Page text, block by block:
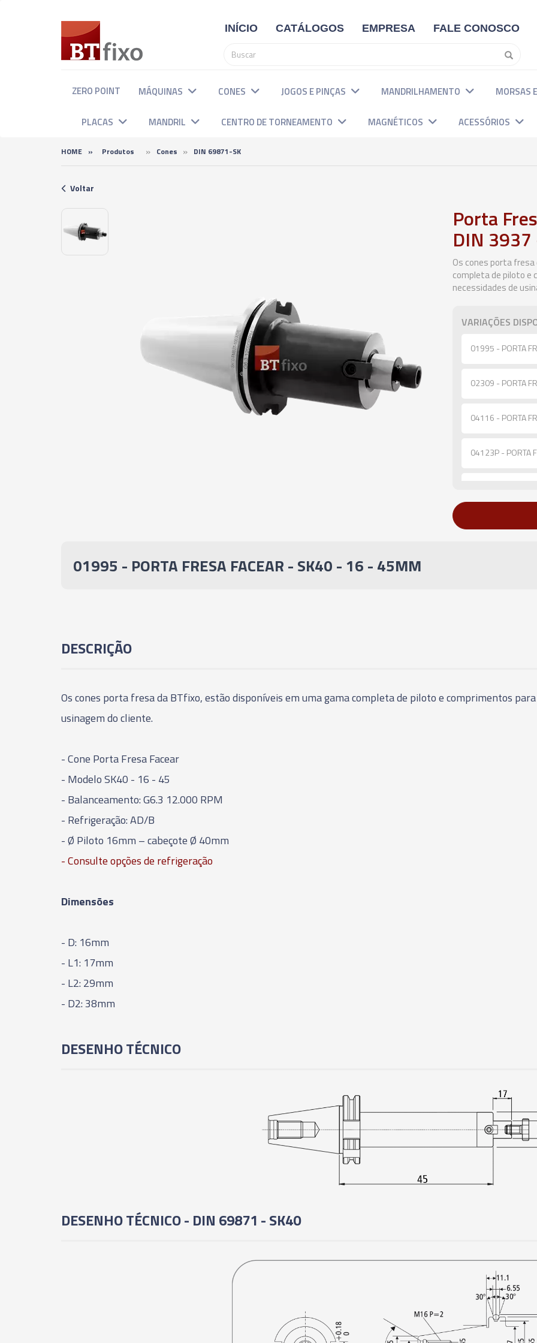
INÍCIO CATÁLOGOS EMPRESA FALE CONOSCO
ZERO POINT MÁQUINAS CONES JOGOS E PINÇAS MANDRILHAMENTO MORSAS
PLACAS MANDRIL CENTRO DE TORNEAMENTO MAGNÉTICOS ACESSÓRIOS
HOME » Produtos » Cones » DIN 69871-SK
Voltar
Porta
DIN 3937
Os cones porta
completa de piloto e
necessidades de
VARIAÇÕES
01995 - PORTA
02309 - PORTA
04116 - PORTA
04123P - PORTA
01996 - PORTA
01997 - PORTA
04038P - PORTA
04042P - PORTA
04043P - PORTA
02069P - PORTA
02411P - PORTA
01995 - PORTA FRESA FACEAR - SK40 - 16 - 45MM
DESCRIÇÃO
Os cones porta fresa da BTfixo, estão disponíveis em uma gama completa de piloto e comprimentos
usinagem do cliente.
- Cone Porta Fresa Facear
- Modelo SK40 - 16 - 45
- Balanceamento: G6.3 12.000 RPM
- Refrigeração: AD/B
- Ø Piloto 16mm – cabeçote Ø 40mm
- Consulte opções de refrigeração
Dimensões
- D: 16mm
- L1: 17mm
- L2: 29mm
- D2: 38mm
DESENHO TÉCNICO
DESENHO TÉCNICO - DIN 69871 - SK40